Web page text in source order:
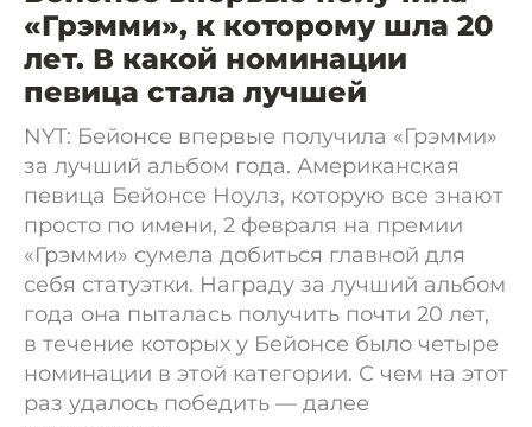
«Грэмми», к которому шла 20
лет. В какой номинации
певица стала лучшей
NYT: Бейонсе впервые получила «Грэмми»
за лучший альбом года. Американская
певица Бейонсе Ноулз, которую все знают
просто по имени, 2 февраля на премии
«Грэмми» сумела добиться главной для
себя статуэтки. Награду за лучший альбом
года она пыталась получить почти 20 лет,
в течение которых у Бейонсе было четыре
номинации в этой категории. С чем на этот
раз удалось победить — далее